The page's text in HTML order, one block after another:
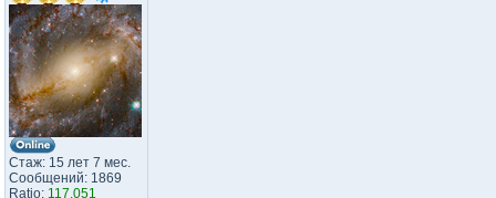
Стаж: 15 лет 7 мес.
Сообщений: 1869
Ratio: 117.051